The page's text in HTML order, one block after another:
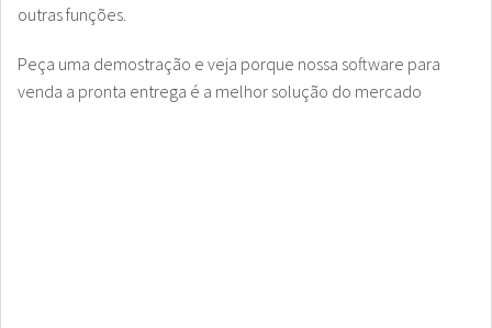
outras funções.
Peça uma demostração e veja porque nossa software para
venda a pronta entrega é a melhor solução do mercado